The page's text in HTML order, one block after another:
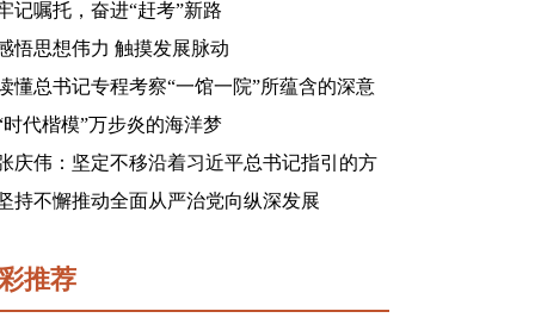
记嘱托，奋进“赶考”新路
悟思想伟力 触摸发展脉动
懂总书记专程考察“一馆一院”所蕴含的深意
时代楷模”万步炎的海洋梦
庆伟：坚定不移沿着习近平总书记指引的方
前进 凝心聚力奋进新征程建功新时代谱写新
持不懈推动全面从严治党向纵深发展
推荐